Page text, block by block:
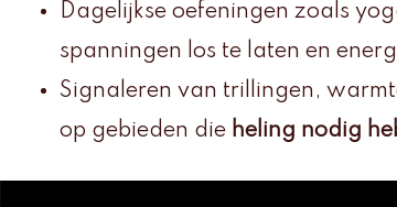
Dagelijkse oefeningen zoals
spanningen los te laten en
Signaleren van trillingen,
op gebieden die heling nodig